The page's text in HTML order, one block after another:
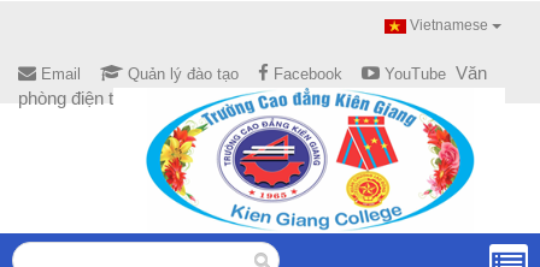
Vietnamese
Email Quản lý đào tạo Facebook YouTube Văn
phòng điện tử